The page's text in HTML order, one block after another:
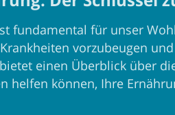
fundamental für unser
vorzubeugen
einen Überblick über
helfen können, Ihre